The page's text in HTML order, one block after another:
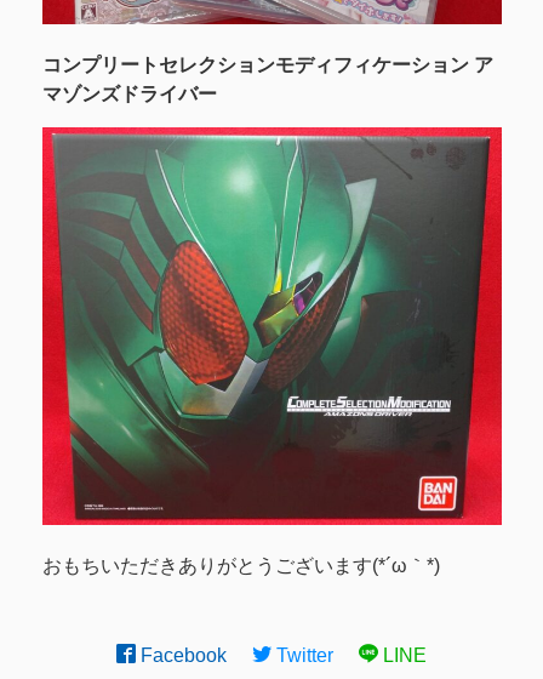
コンプリートセレクションモディフィケーション ア
マゾンズドライバー
おもちいただきありがとうございます(*´ω｀*)
Facebook Twitter LINE